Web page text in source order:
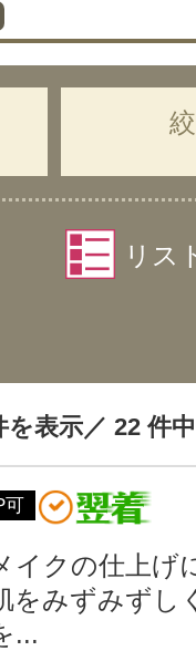
リス
を表示／ 22 件中
可
イクの仕上げ
をみずみずし
...